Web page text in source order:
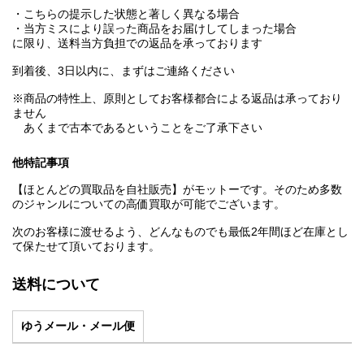
・こちらの提示した状態と著しく異なる場合
・当方ミスにより誤った商品をお届けしてしまった場合
に限り、送料当方負担での返品を承っております
到着後、3日以内に、まずはご連絡ください
※商品の特性上、原則としてお客様都合による返品は承っており
ません
あくまで古本であるということをご了承下さい
他特記事項
【ほとんどの買取品を自社販売】がモットーです。そのため多数
のジャンルについての高価買取が可能でございます。
次のお客様に渡せるよう、どんなものでも最低2年間ほど在庫とし
て保たせて頂いております。
送料について
ゆうメール・メール便